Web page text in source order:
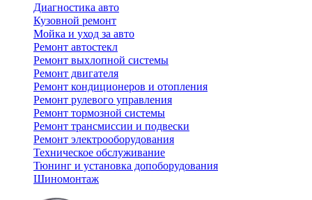
Диагностика авто
Кузовной ремонт
Мойка и уход за авто
Ремонт автостекл
Ремонт выхлопной системы
Ремонт двигателя
Ремонт кондиционеров и отопления
Ремонт рулевого управления
Ремонт тормозной системы
Ремонт трансмиссии и подвески
Ремонт электрооборудования
Техническое обслуживание
Тюнинг и установка допоборудования
Шиномонтаж